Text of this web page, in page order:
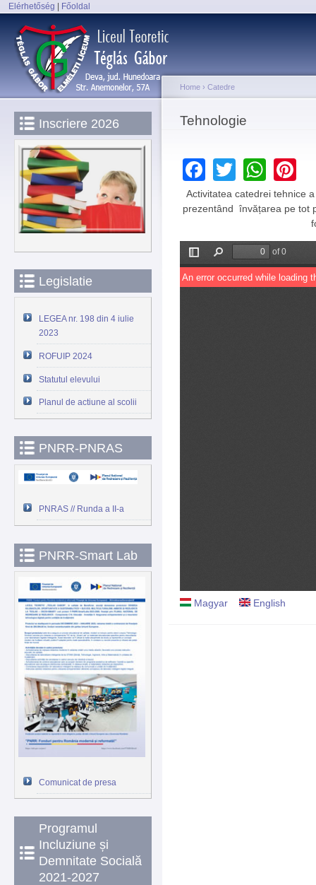
Elérhetőség Főoldal
Main menu
Inscriere 2026
Legislatie
LEGEA nr. 198 din 4 iulie
2023
ROFUIP 2024
Statutul elevului
Planul de actiune al scolii
PNRR-PNRAS
PNRAS // Runda a II-a
PNRR-Smart Lab
Comunicat de presa
Programul
Incluziune și
Demnitate Socială
2021-2027
You are here
Home › Catedre
Tehnologie
Facebook
Twitter
Activitatea catedrei tehnice
prezentând învățarea pe tot
Magyar English